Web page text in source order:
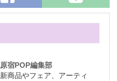
原宿POP編集部
新商品やフェア、アーティ